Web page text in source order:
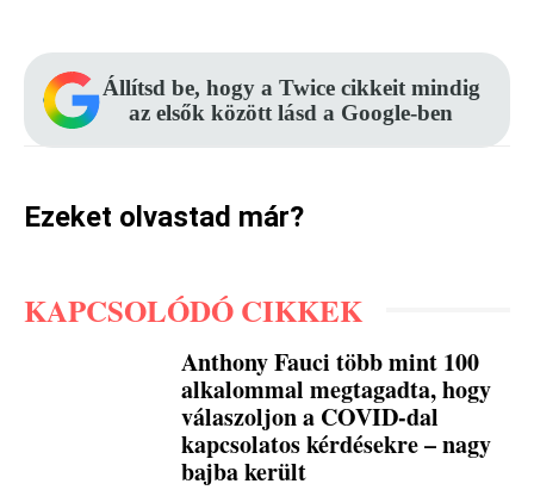
Állítsd be, hogy a Twice cikkeit mindig
az elsők között lásd a Google-ben
Ezeket olvastad már?
KAPCSOLÓDÓ CIKKEK
Anthony Fauci több mint 100
alkalommal megtagadta, hogy
válaszoljon a COVID-dal
kapcsolatos kérdésekre – nagy
bajba került